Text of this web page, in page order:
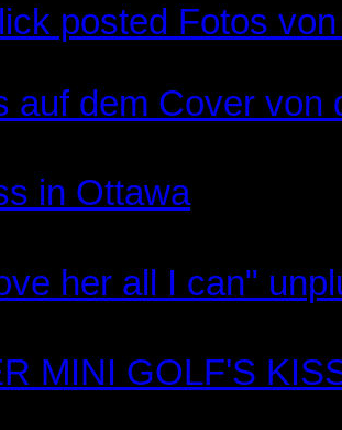
posted Fotos
auf dem Cover von
in Ottawa
her all I can"
MINI GOLF'S